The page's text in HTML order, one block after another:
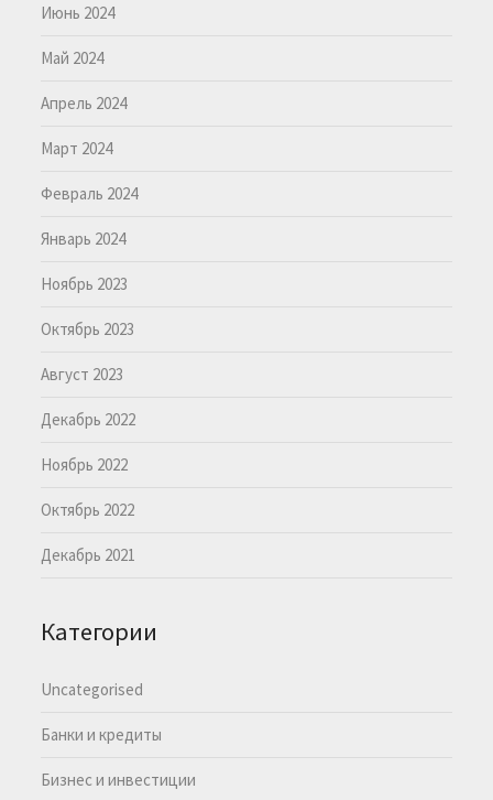
Июнь 2024
Май 2024
Апрель 2024
Март 2024
Февраль 2024
Январь 2024
Ноябрь 2023
Октябрь 2023
Август 2023
Декабрь 2022
Ноябрь 2022
Октябрь 2022
Декабрь 2021
Категории
Uncategorised
Банки и кредиты
Бизнес и инвестиции